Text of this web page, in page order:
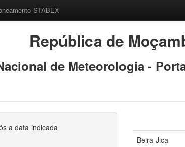
STABEX
República de
de Meteorologia -
a data indicada
Beira Jica